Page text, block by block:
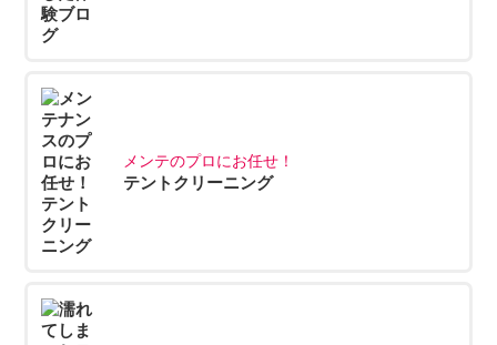
メンテのプロにお任せ！
テントクリーニング